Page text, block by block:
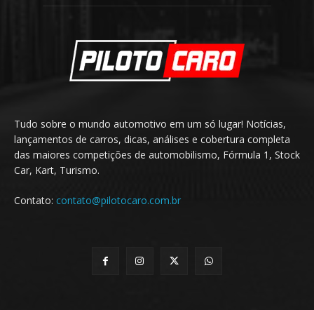
Tudo sobre o mundo automotivo em um só lugar! Notícias,
lançamentos de carros, dicas, análises e cobertura completa
das maiores competições de automobilismo, Fórmula 1, Stock
Car, Kart, Turismo.
Contato: contato@pilotocaro.com.br